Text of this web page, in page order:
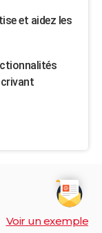
et aidez les
Voir un exemple